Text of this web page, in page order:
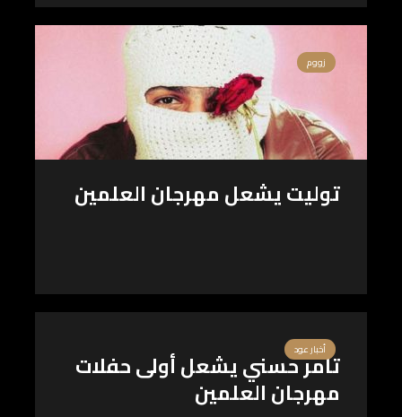
زووم
توليت يشعل مهرجان العلمين
أخبار عود
تامر حسني يشعل أولى حفلات
مهرجان العلمين